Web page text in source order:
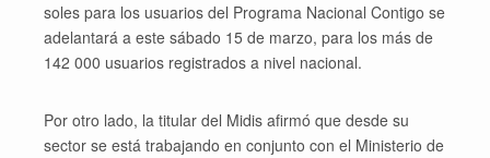
soles para los usuarios del Programa Nacional Contigo se
adelantará a este sábado 15 de marzo, para los más de
142 000 usuarios registrados a nivel nacional.
Por otro lado, la titular del Midis afirmó que desde su
sector se está trabajando en conjunto con el Ministerio de